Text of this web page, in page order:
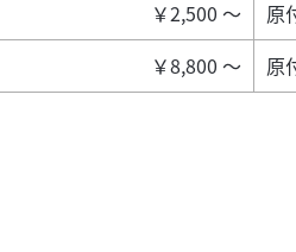
￥2,500 ～
原
￥8,800 ～ 原